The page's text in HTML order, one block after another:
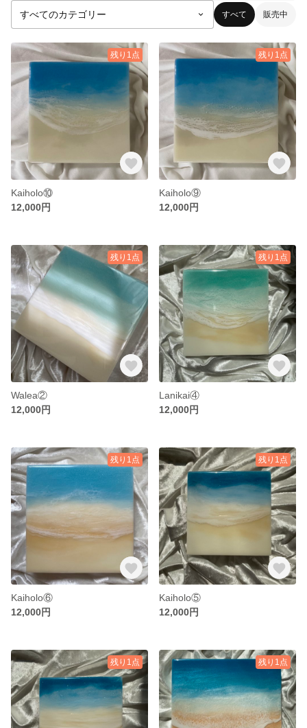
すべて 販売中
残り1点
Kaiholo⑩
12,000円
残り1点
Kaiholo⑨
12,000円
残り1点
Walea②
12,000円
残り1点
Lanikai④
12,000円
残り1点
Kaiholo⑥
12,000円
残り1点
Kaiholo⑤
12,000円
残り1点 残り1点